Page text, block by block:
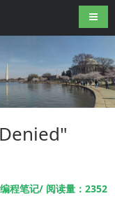
导航
编程笔记/ 阅读量：2352